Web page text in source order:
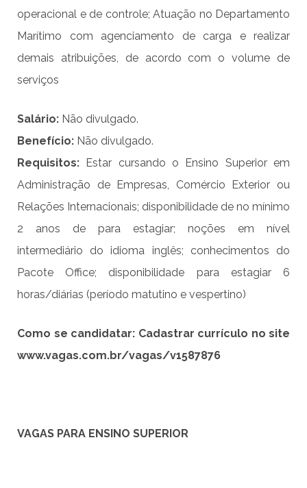
operacional e de controle; Atuação no Departamento
Marítimo com agenciamento de carga e realizar
demais atribuições, de acordo com o volume de
serviços
Salário: Não divulgado.
Benefício: Não divulgado.
Requisitos:
Estar cursando o Ensino Superior em
Administração de Empresas, Comércio Exterior ou
Relações Internacionais; disponibilidade de no mínimo
2 anos de para estagiar; noções em nível
intermediário do idioma inglês; conhecimentos do
Pacote Office; disponibilidade para estagiar 6
horas/diárias (período matutino e vespertino)
Como se candidatar: Cadastrar currículo no site
www.vagas.com.br/vagas/v1587876
VAGAS PARA ENSINO SUPERIOR